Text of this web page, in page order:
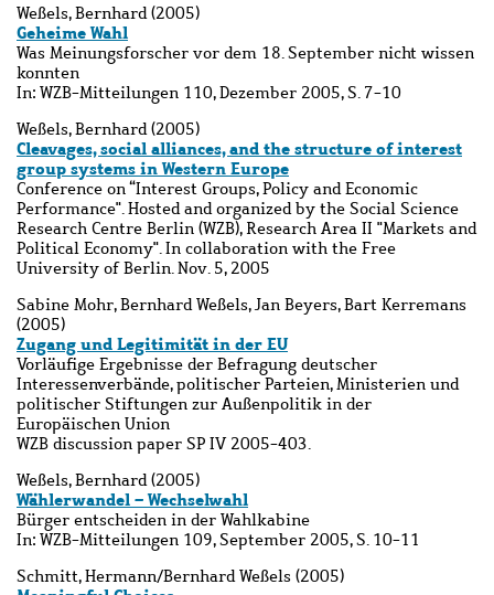
Weßels, Bernhard (2005)
Geheime Wahl
Was Meinungsforscher vor dem 18. September nicht wissen
konnten
In: WZB-Mitteilungen 110, Dezember 2005, S. 7-10
Weßels, Bernhard (2005)
Cleavages, social alliances, and the structure of interest
group systems in Western Europe
Conference on “Interest Groups, Policy and Economic
Performance". Hosted and organized by the Social Science
Research Centre Berlin (WZB), Research Area II "Markets and
Political Economy". In collaboration with the Free
University of Berlin. Nov. 5, 2005
Sabine Mohr, Bernhard Weßels, Jan Beyers, Bart Kerremans
(2005)
Zugang und Legitimität in der EU
Vorläufige Ergebnisse der Befragung deutscher
Interessenverbände, politischer Parteien, Ministerien und
politischer Stiftungen zur Außenpolitik in der
Europäischen Union
WZB discussion paper SP IV 2005-403.
Weßels, Bernhard (2005)
Wählerwandel – Wechselwahl
Bürger entscheiden in der Wahlkabine
In: WZB-Mitteilungen 109, September 2005, S. 10-11
Schmitt, Hermann/Bernhard Weßels (2005)